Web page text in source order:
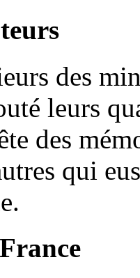
des
leurs
des
qui